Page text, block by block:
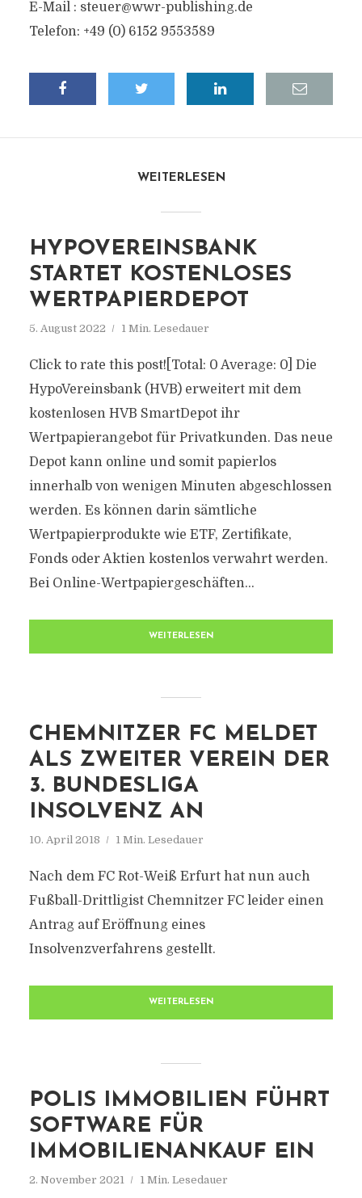
E-Mail : steuer@wwr-publishing.de
Telefon: +49 (0) 6152 9553589
WEITERLESEN
HYPOVEREINSBANK
STARTET KOSTENLOSES
WERTPAPIERDEPOT
5. August 2022 1 Min. Lesedauer
Click to rate this post![Total: 0 Average: 0] Die
HypoVereinsbank (HVB) erweitert mit dem
kostenlosen HVB SmartDepot ihr
Wertpapierangebot für Privatkunden. Das neue
Depot kann online und somit papierlos
innerhalb von wenigen Minuten abgeschlossen
werden. Es können darin sämtliche
Wertpapierprodukte wie ETF, Zertifikate,
Fonds oder Aktien kostenlos verwahrt werden.
Bei Online-Wertpapiergeschäften...
WEITERLESEN
CHEMNITZER FC MELDET
ALS ZWEITER VEREIN DER
3. BUNDESLIGA
INSOLVENZ AN
10. April 2018 1 Min. Lesedauer
Nach dem FC Rot-Weiß Erfurt hat nun auch
Fußball-Drittligist Chemnitzer FC leider einen
Antrag auf Eröffnung eines
Insolvenzverfahrens gestellt.
WEITERLESEN
POLIS IMMOBILIEN FÜHRT
SOFTWARE FÜR
IMMOBILIENANKAUF EIN
2. November 2021 1 Min. Lesedauer